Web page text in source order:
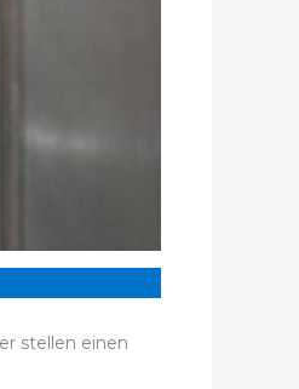
stellen einen